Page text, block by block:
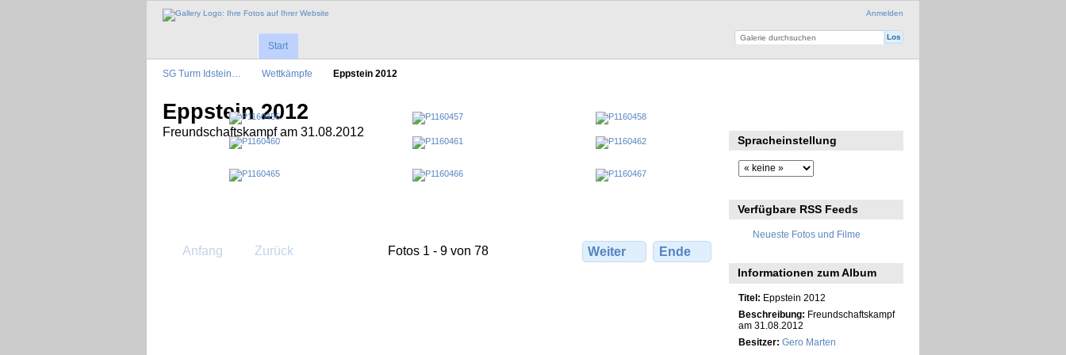
Anmelden
Start
SG Turm Idstein… Wettkämpfe Eppstein 2012
Eppstein 2012
Freundschaftskampf am 31.08.2012
Anfang Zurück Fotos 1 - 9 von 78 Weiter Ende
Spracheinstellung
Verfügbare RSS Feeds
Neueste Fotos und Filme
Informationen zum Album
Titel: Eppstein 2012
Beschreibung: Freundschaftskampf
am 31.08.2012
Besitzer: Gero Marten